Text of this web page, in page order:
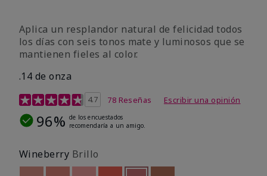
Aplica un resplandor natural de felicidad todos
los días con seis tonos mate y luminosos que se
mantienen fieles al color.
.14 de onza
Calificación de clientes de 4,3 de 5
4.7 78 Reseñas Escribir una opinión
96% de los encuestados
recomendaría a un amigo.
Wineberry Brillo